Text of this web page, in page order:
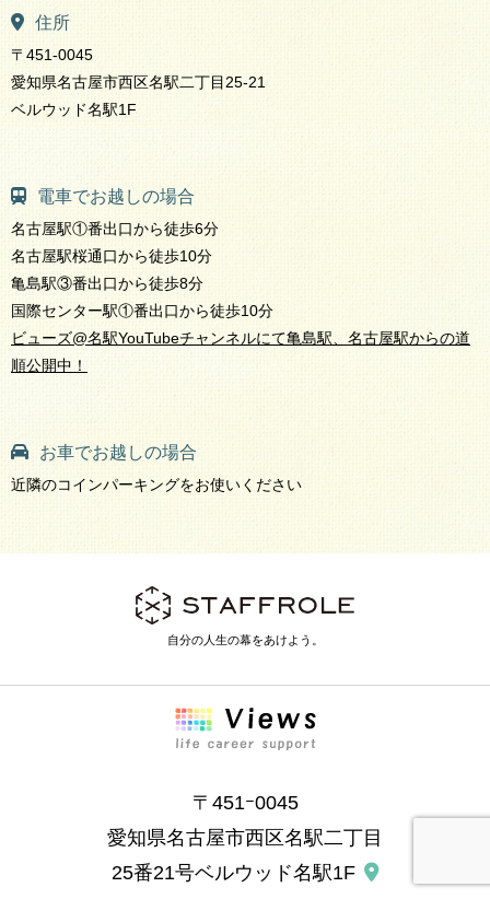
住所
〒451-0045
愛知県名古屋市西区名駅二丁目25-21
ベルウッド名駅1F
電車でお越しの場合
名古屋駅①番出口から徒歩6分
名古屋駅桜通口から徒歩10分
亀島駅③番出口から徒歩8分
国際センター駅①番出口から徒歩10分
ビューズ@名駅YouTubeチャンネルにて亀島駅、名古屋駅からの道
順公開中！
お車でお越しの場合
近隣のコインパーキングをお使いください
自分の人生の幕をあけよう。
〒451ｰ0045
愛知県名古屋市西区名駅二丁目
25番21号ベルウッド名駅1F